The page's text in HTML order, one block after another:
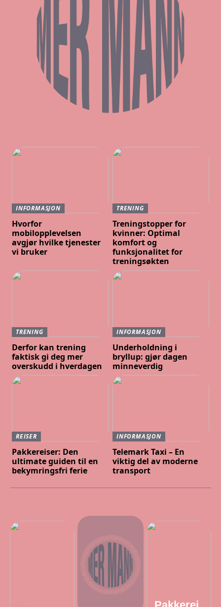
INFORMASJON
Hvorfor
mobilopplevelsen
avgjør hvilke tjenester
vi bruker
TRENING
Treningstopper for
kvinner: Optimal
komfort og
funksjonalitet for
treningsøkten
TRENING
Derfor kan trening
faktisk gi deg mer
overskudd i hverdagen
INFORMASJON
Underholdning i
bryllup: gjør dagen
minneverdig
REISER
Pakkereiser: Den
ultimate guiden til en
bekymringsfri ferie
INFORMASJON
Telemark Taxi – En
viktig del av moderne
transport